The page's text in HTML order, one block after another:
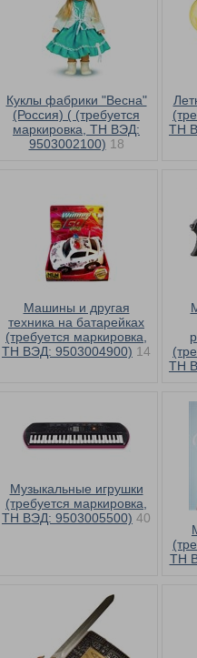
Куклы фабрики "Весна"
(Россия) ( (требуется
маркировка, ТН ВЭД:
9503002100) 18
ТН
Машины и другая
техника на батарейках
(требуется маркировка,
ТН ВЭД: 9503004900) 14
ТН
Музыкальные игрушки
(требуется маркировка,
ТН ВЭД: 9503005500) 40
ТН